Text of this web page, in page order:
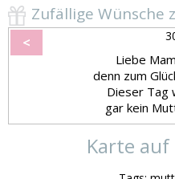
Zufällige Wünsche
<
Liebe
denn zum
Dieser Tag
gar kein
Karte